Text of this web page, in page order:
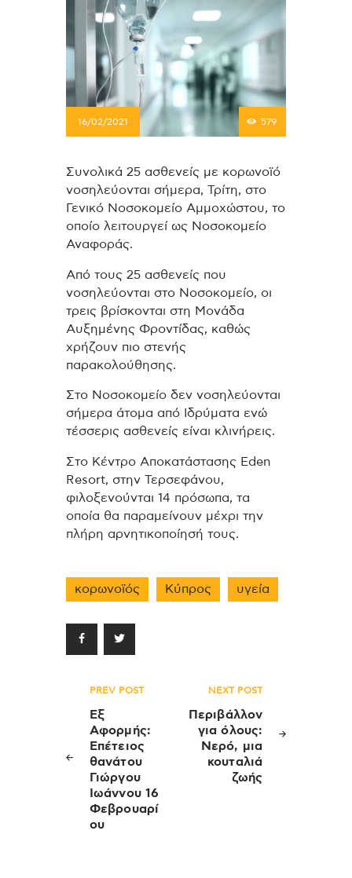
16/02/2021 579
Συνολικά 25 ασθενείς με κορωνοϊό
νοσηλεύονται σήμερα, Τρίτη, στο
Γενικό Νοσοκομείο Αμμοχώστου, το
οποίο λειτουργεί ως Νοσοκομείο
Αναφοράς.
Από τους 25 ασθενείς που
νοσηλεύονται στο Νοσοκομείο, οι
τρεις βρίσκονται στη Μονάδα
Αυξημένης Φροντίδας, καθώς
χρήζουν πιο στενής
παρακολούθησης.
Στο Νοσοκομείο δεν νοσηλεύονται
σήμερα άτομα από Ιδρύματα ενώ
τέσσερις ασθενείς είναι κλινήρεις.
Στο Κέντρο Αποκατάστασης Eden
Resort, στην Τερσεφάνου,
φιλοξενούνται 14 πρόσωπα, τα
οποία θα παραμείνουν μέχρι την
πλήρη αρνητικοποίησή τους.
κορωνοϊός Κύπρος υγεία
Πλοήγηση
άρθρων
PREV POST
Εξ
Αφορμής:
Επέτειος
θανάτου
Γιώργου
Ιωάννου 16
Φεβρουαρί
ου
NEXT POST
Περιβάλλον
για όλους:
Νερό, μια
κουταλιά
ζωής